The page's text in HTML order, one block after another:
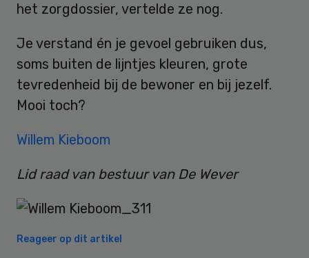
het zorgdossier, vertelde ze nog.
Je verstand én je gevoel gebruiken dus,
soms buiten de lijntjes kleuren, grote
tevredenheid bij de bewoner en bij jezelf.
Mooi toch?
Willem Kieboom
Lid raad van bestuur van De Wever
Reageer op dit artikel